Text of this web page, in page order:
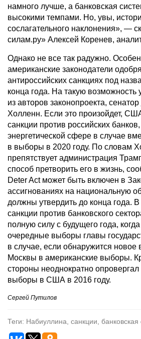
намного лучше, а банковская
высокими темпами. Но, увы,
сослагательного наклонения», —
силам.ру» Алексей Коренев,
Однако не все так радужно.
американские законодатели
антироссийских санкциях под
конца года. На такую возможность
из авторов законопроекта,
Холленн. Если это произойдет,
санкции против российских банков,
энергетической сфере в случае
в выборы в 2020 году. По словам
препятствует администрация
способ претворить его в жизнь,
Deter Act может быть включен в
ассигнованиях на национальную
должны утвердить до конца года.
санкции против банковского
полную силу с будущего года,
очередные выборы главы
в случае, если обнаружится новое
Москвы в американские выборы.
стороны неоднократно
выборы в США в 2016 году.
Сергей Путилов
Теги: Набиуллина, санкции, банковская